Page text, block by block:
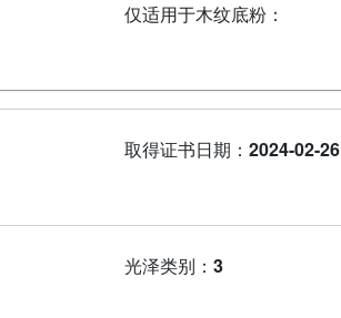
仅适用于木纹底粉：
取得证书日期：2024-02-26
光泽类别：3